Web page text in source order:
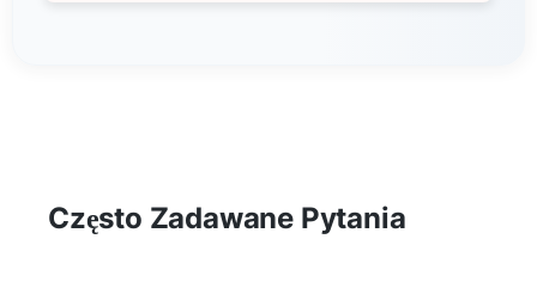
Często Zadawane Pytania